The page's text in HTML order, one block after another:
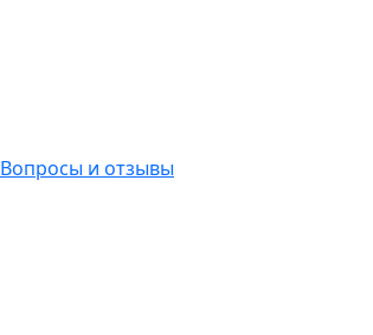
Вопросы и отзывы